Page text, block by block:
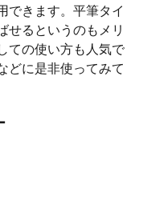
できます。平筆タイ
せるというのもメリ
ての使い方も人気で
どに是非使ってみて